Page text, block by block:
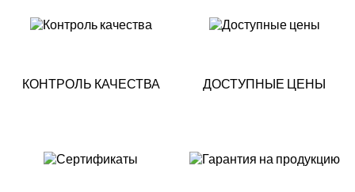
КОНТРОЛЬ КАЧЕСТВА ДОСТУПНЫЕ ЦЕНЫ